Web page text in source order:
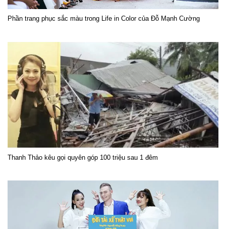
Phần trang phục sắc màu trong Life in Color của Đỗ Mạnh Cường
Thanh Thảo kêu gọi quyên góp 100 triệu sau 1 đêm